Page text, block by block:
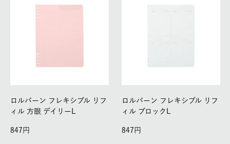
ロルバーン フレキシブル リフ
ィル 方眼 デイリーL
847
ロルバーン フレキシブル リフ
ィル ブロックL
847